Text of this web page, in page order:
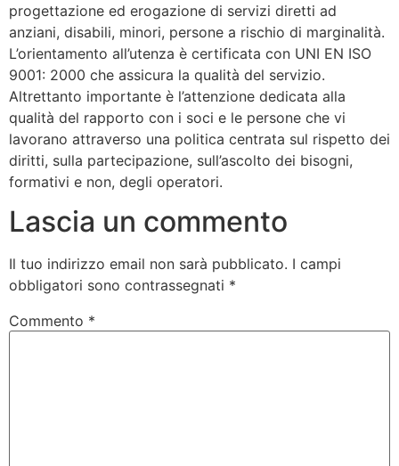
progettazione ed erogazione di servizi diretti ad
anziani, disabili, minori, persone a rischio di marginalità.
L’orientamento all’utenza è certificata con UNI EN ISO
9001: 2000 che assicura la qualità del servizio.
Altrettanto importante è l’attenzione dedicata alla
qualità del rapporto con i soci e le persone che vi
lavorano attraverso una politica centrata sul rispetto dei
diritti, sulla partecipazione, sull’ascolto dei bisogni,
formativi e non, degli operatori.
Lascia un commento
Il tuo indirizzo email non sarà pubblicato. I campi
obbligatori sono contrassegnati *
Commento *